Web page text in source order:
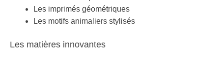
Les imprimés géométriques
Les motifs animaliers stylisés
Les matières innovantes